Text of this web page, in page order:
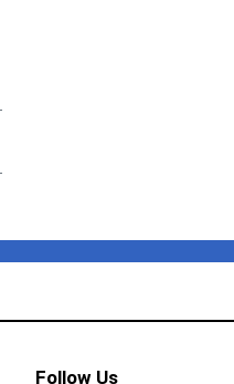
Follow Us